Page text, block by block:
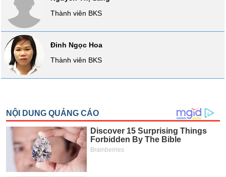
Thành viên BKS
Đinh Ngọc Hoa
Thành viên BKS
TIỆN
ÍCH
SẢN
Mã
chứng
khoán
(-)